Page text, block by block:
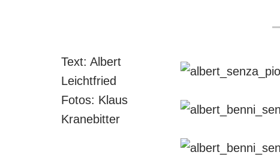
Text: Albert
Leichtfried
Fotos: Klaus
Kranebitter